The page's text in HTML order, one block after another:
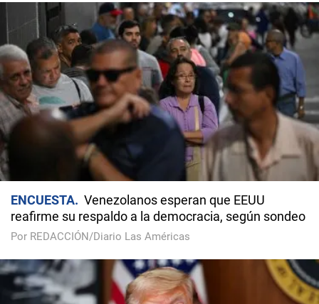
ENCUESTA
Venezolanos esperan que EEUU
reafirme su respaldo a la democracia, según sondeo
Por REDACCIÓN/Diario Las Américas